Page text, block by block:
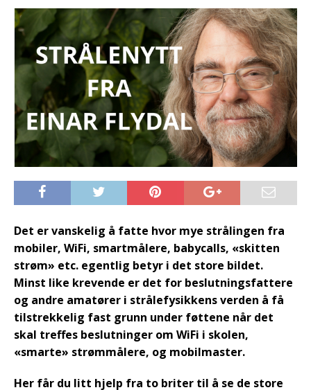
Det er vanskelig å fatte hvor mye strålingen fra
mobiler, WiFi, smartmålere, babycalls, «skitten
strøm» etc. egentlig betyr i det store bildet.
Minst like krevende er det for beslutningsfattere
og andre amatører i strålefysikkens verden å få
tilstrekkelig fast grunn under føttene når det
skal treffes beslutninger om WiFi i skolen,
«smarte» strømmålere, og mobilmaster.
Her får du litt hjelp fra to briter til å se de store